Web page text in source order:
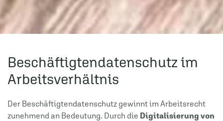
Beschäftigtendatenschutz im
Arbeitsverhältnis
Der Beschäftigtendatenschutz gewinnt im Arbeitsrecht
zunehmend an Bedeutung. Durch die Digitalisierung von